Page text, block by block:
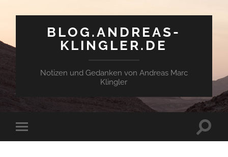
BLOG.ANDREAS-
KLINGLER.DE
Notizen und Gedanken von Andreas Marc
Klingler
Mobile-
Menü